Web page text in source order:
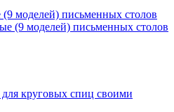
моделей) письменных столов
круговых спиц своими